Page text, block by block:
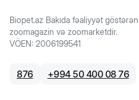
Biopet.az Bakıda fəaliyyət
zoomagazin və zoomarketdir.
VÖEN: 2006199541
876 +994 50 400 08 76